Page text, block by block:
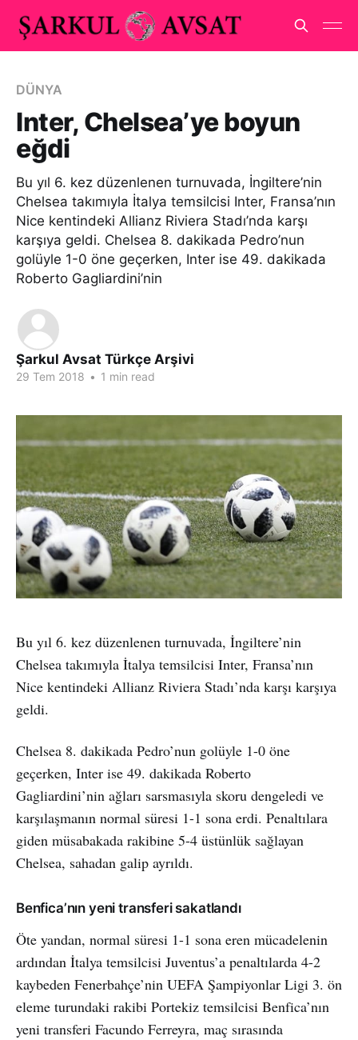
DÜNYA
Inter, Chelsea’ye boyun
eğdi
Bu yıl 6. kez düzenlenen turnuvada, İngiltere’nin
Chelsea takımıyla İtalya temsilcisi Inter, Fransa’nın
Nice kentindeki Allianz Riviera Stadı’nda karşı
karşıya geldi. Chelsea 8. dakikada Pedro’nun
golüyle 1-0 öne geçerken, Inter ise 49. dakikada
Roberto Gagliardini’nin
Şarkul Avsat Türkçe Arşivi
29 Tem 2018 • 1 min read
Bu yıl 6. kez düzenlenen turnuvada, İngiltere’nin
Chelsea takımıyla İtalya temsilcisi Inter, Fransa’nın
Nice kentindeki Allianz Riviera Stadı’nda karşı karşıya
geldi.
Chelsea 8. dakikada Pedro’nun golüyle 1-0 öne
geçerken, Inter ise 49. dakikada Roberto
Gagliardini’nin ağları sarsmasıyla skoru dengeledi ve
karşılaşmanın normal süresi 1-1 sona erdi. Penaltılara
giden müsabakada rakibine 5-4 üstünlük sağlayan
Chelsea, sahadan galip ayrıldı.
Benfica’nın yeni transferi sakatlandı
Öte yandan, normal süresi 1-1 sona eren mücadelenin
ardından İtalya temsilcisi Juventus’a penaltılarda 4-2
kaybeden Fenerbahçe’nin UEFA Şampiyonlar Ligi 3. ön
eleme turundaki rakibi Portekiz temsilcisi Benfica’nın
yeni transferi Facundo Ferreyra, maç sırasında